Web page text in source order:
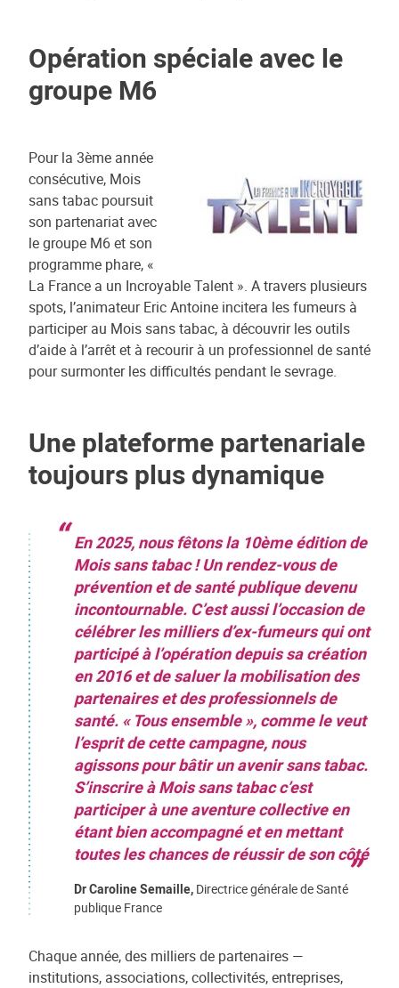
Opération spéciale avec le
groupe M6
Pour la 3ème année
consécutive, Mois
sans tabac poursuit
son partenariat avec
le groupe M6 et son
programme phare, «
La France a un Incroyable Talent ». A travers plusieurs
spots, l’animateur Eric Antoine incitera les fumeurs à
participer au Mois sans tabac, à découvrir les outils
d’aide à l’arrêt et à recourir à un professionnel de santé
pour surmonter les difficultés pendant le sevrage.
Une plateforme partenariale
toujours plus dynamique
En 2025, nous fêtons la 10ème édition de
Mois sans tabac ! Un rendez-vous de
prévention et de santé publique devenu
incontournable. C’est aussi l’occasion de
célébrer les milliers d’ex-fumeurs qui ont
participé à l’opération depuis sa création
en 2016 et de saluer la mobilisation des
partenaires et des professionnels de
santé. « Tous ensemble », comme le veut
l’esprit de cette campagne, nous
agissons pour bâtir un avenir sans tabac.
S’inscrire à Mois sans tabac c’est
participer à une aventure collective en
étant bien accompagné et en mettant
toutes les chances de réussir de son côté
Dr Caroline Semaille, Directrice générale de Santé
publique France
Chaque année, des milliers de partenaires —
institutions, associations, collectivités, entreprises,